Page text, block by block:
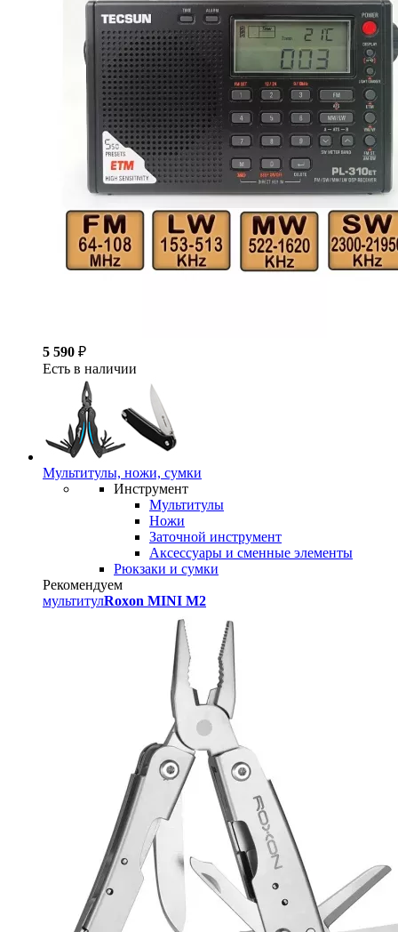
5 590 ₽
Есть в наличии
Мультитулы, ножи, сумки
Инструмент
Мультитулы
Ножи
Заточной инструмент
Аксессуары и сменные элементы
Рюкзаки и сумки
Рекомендуем
мультитулRoxon MINI M2